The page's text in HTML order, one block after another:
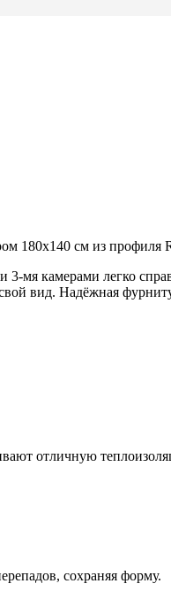
180x140 см из
мя камерами легко
вид. Надёжная
отличную
сохраняя форму.